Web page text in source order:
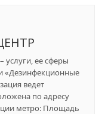
услуги, ее сферы
«Дезинфекционные
ведет
по адресу
метро: Площадь